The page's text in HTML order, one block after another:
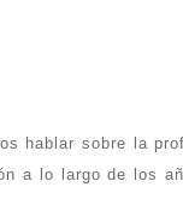
hablar sobre la
a lo largo de los